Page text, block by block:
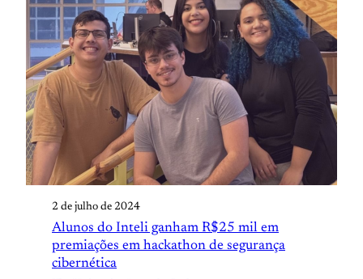
2 de julho de 2024
Alunos do Inteli ganham R$25 mil em
premiações em hackathon de segurança
cibernética